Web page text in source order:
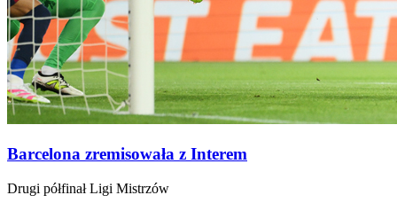
Barcelona zremisowała z Interem
Drugi półfinał Ligi Mistrzów